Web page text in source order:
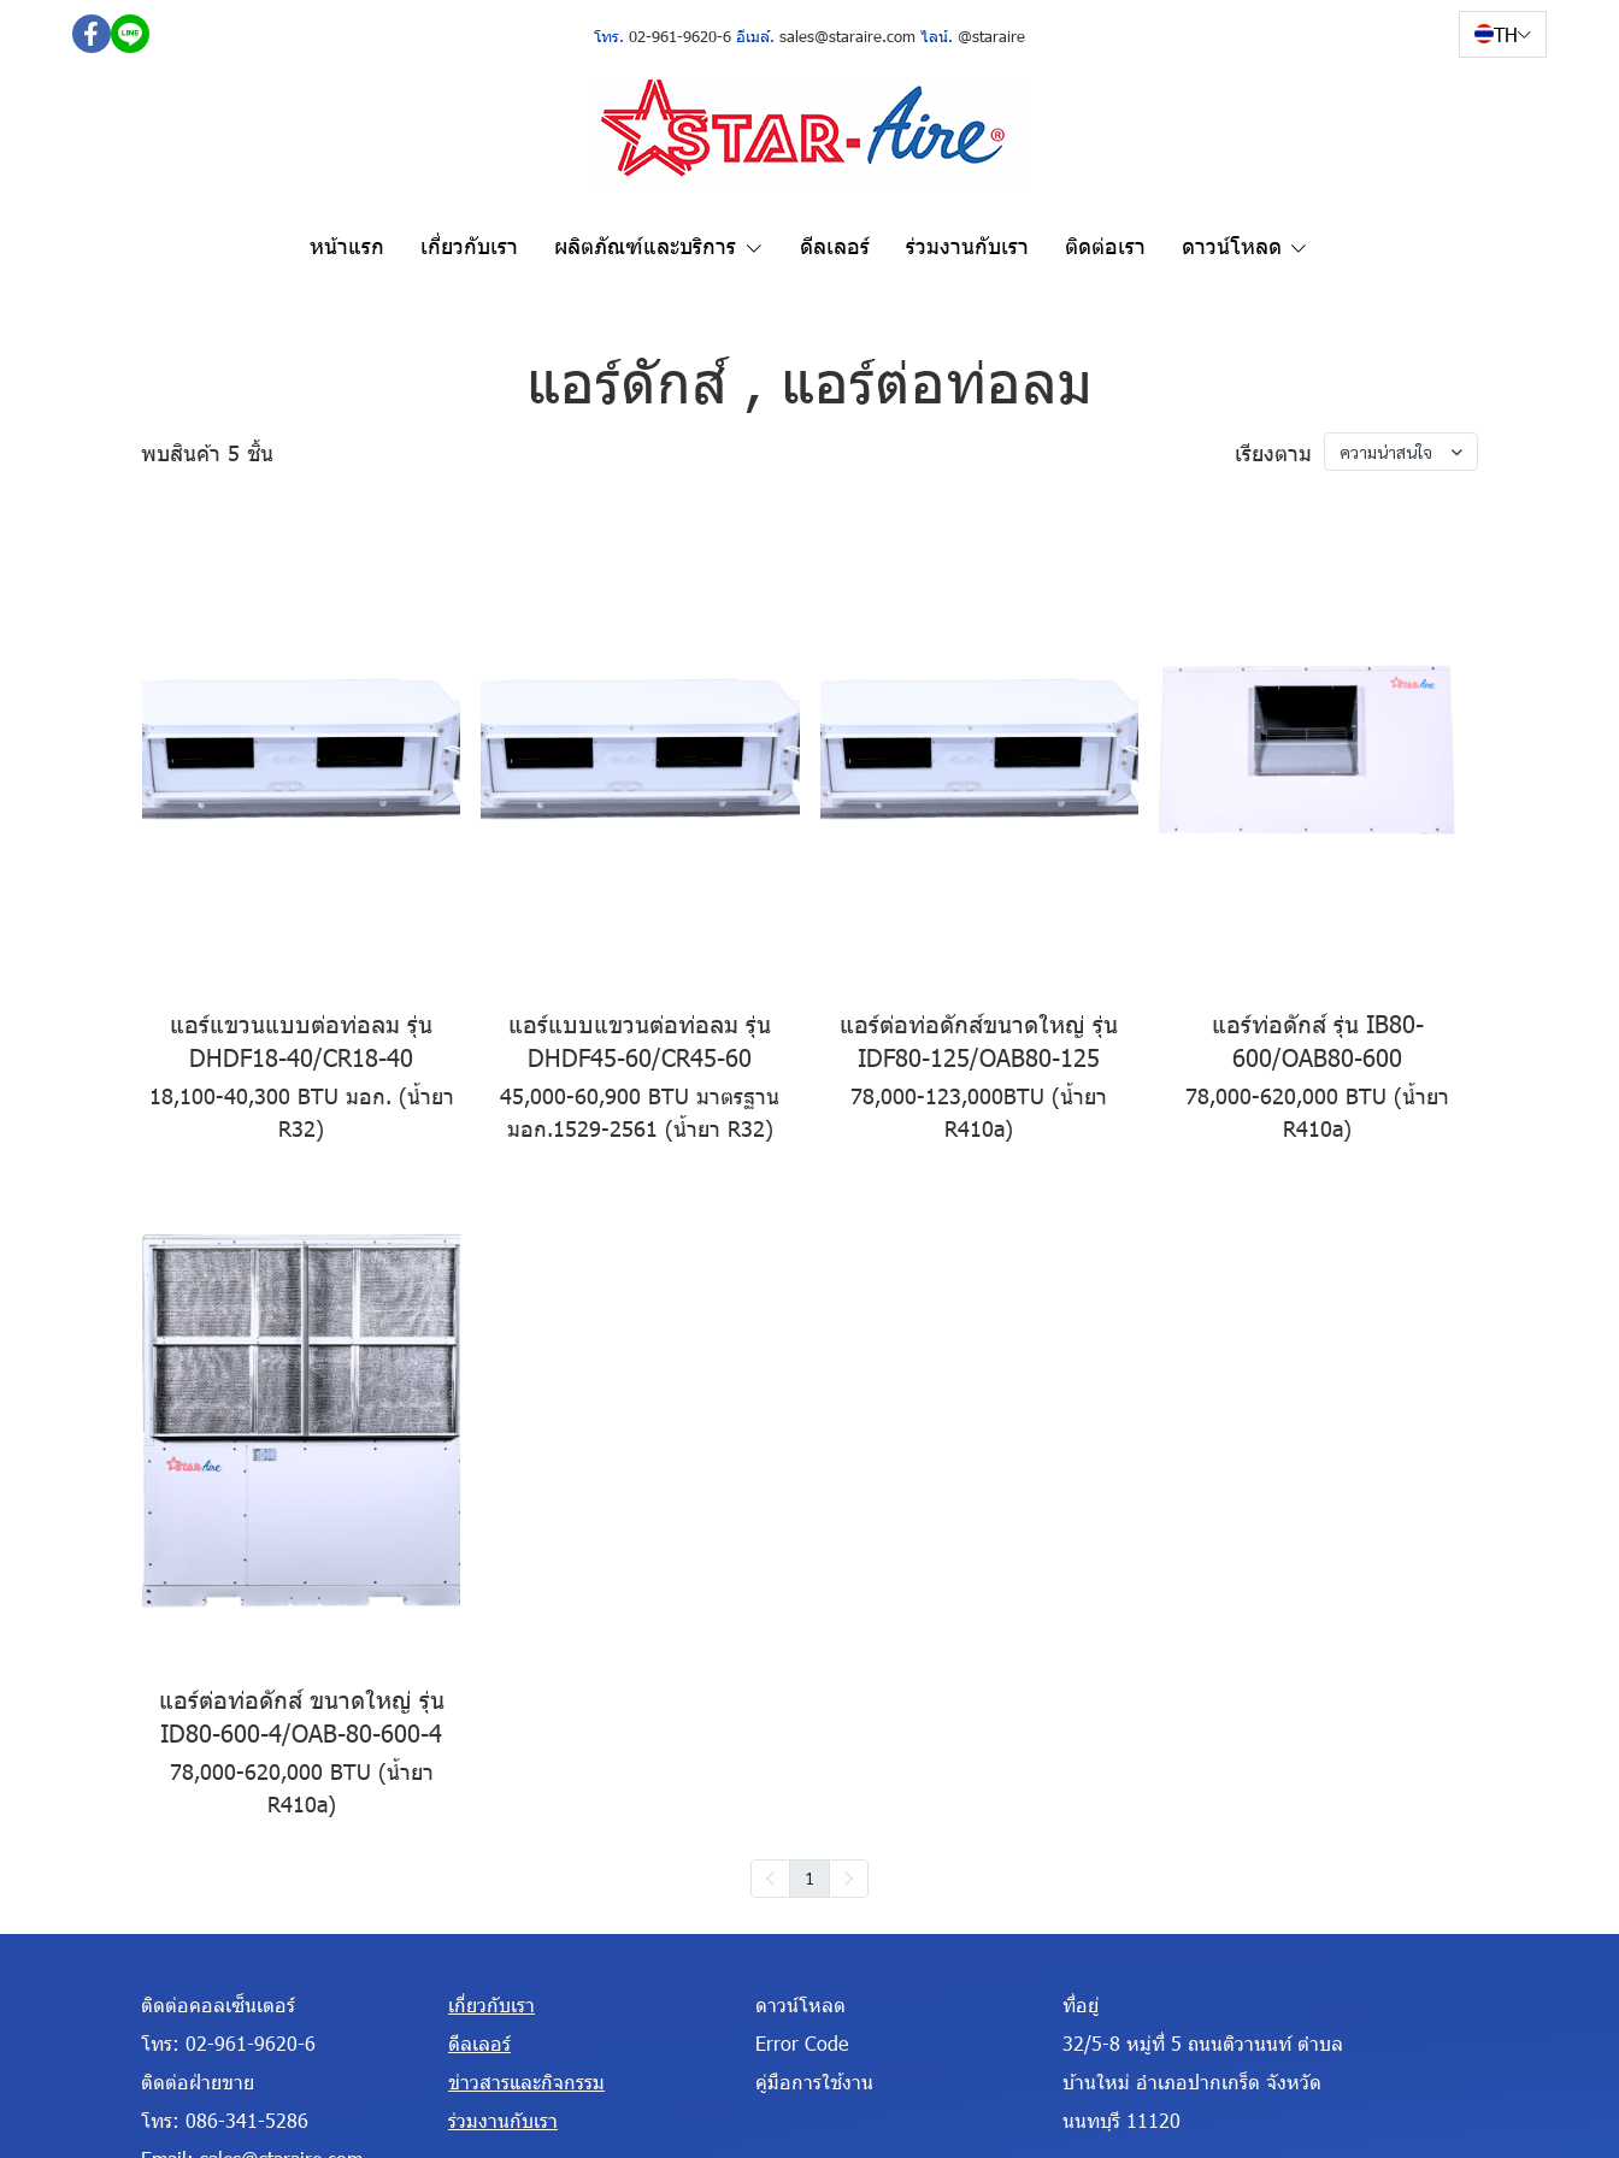
โทร. 02-961-9620-6 อีเมล์. sales@staraire.com ไลน์. @staraire TH
หน้าแรก เกี่ยวกับเรา ผลิตภัณฑ์และบริการ ดีลเลอร์ ร่วมงานกับเรา ติดต่อเรา ดาวน์โหลด
แอร์ดักส์ , แอร์ต่อท่อลม
พบสินค้า 5 ชิ้น เรียงตาม ความน่าสนใจ
แอร์แขวนแบบต่อท่อลม รุ่น
DHDF18-40/CR18-40
18,100-40,300 BTU มอก. (น้ำยา
R32)
แอร์แบบแขวนต่อท่อลม รุ่น
DHDF45-60/CR45-60
45,000-60,900 BTU มาตรฐาน
มอก.1529-2561 (น้ำยา R32)
แอร์ต่อท่อดักส์ขนาดใหญ่ รุ่น
IDF80-125/OAB80-125
78,000-123,000BTU (น้ำยา
R410a)
แอร์ท่อดักส์ รุ่น IB80-
600/OAB80-600
78,000-620,000 BTU (น้ำยา
R410a)
แอร์ต่อท่อดักส์ ขนาดใหญ่ รุ่น
ID80-600-4/OAB-80-600-4
78,000-620,000 BTU (น้ำยา
R410a)
1
ติดต่อคอลเซ็นเตอร์
โทร: 02-961-9620-6
ติดต่อฝ่ายขาย
โทร: 086-341-5286
เกี่ยวกับเรา
ดีลเลอร์
ข่าวสารและกิจกรรม
ร่วมงานกับเรา
ดาวน์โหลด
Error Code
คู่มือการใช้งาน
ที่อยู่
32/5-8 หมู่ที่ 5 ถนนติวานนท์ ตำบล
บ้านใหม่ อำเภอปากเกร็ด จังหวัด
นนทบุรี 11120